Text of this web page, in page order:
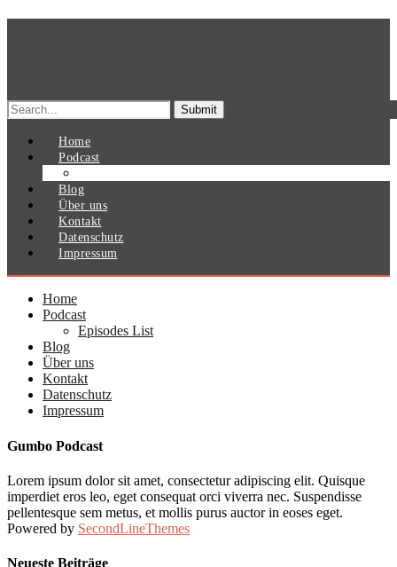
Search
for:
Home
Podcast
Blog
Über uns
Kontakt
Datenschutz
Impressum
Home
Podcast
Episodes List
Blog
Über uns
Kontakt
Datenschutz
Impressum
Gumbo Podcast
Lorem ipsum dolor sit amet, consectetur adipiscing elit. Quisque
imperdiet eros leo, eget consequat orci viverra nec. Suspendisse
pellentesque sem metus, et mollis purus auctor in eoses eget.
Powered by SecondLineThemes
Neueste Beiträge